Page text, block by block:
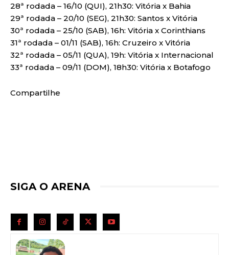
28ª rodada – 16/10 (QUI), 21h30: Vitória x Bahia
29ª rodada – 20/10 (SEG), 21h30: Santos x Vitória
30ª rodada – 25/10 (SAB), 16h: Vitória x Corinthians
31ª rodada – 01/11 (SAB), 16h: Cruzeiro x Vitória
32ª rodada – 05/11 (QUA), 19h: Vitória x Internacional
33ª rodada – 09/11 (DOM), 18h30: Vitória x Botafogo
Compartilhe
SIGA O ARENA